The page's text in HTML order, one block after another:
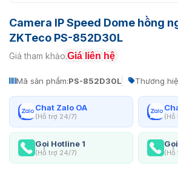
Camera IP Speed Dome hồng
ZKTeco PS-852D30L
Giá tham khảo:Giá liên hệ
Mã sản phẩm:PS-852D30L Thương
Chat Zalo OA
(Hỗ trợ 24/7) (Hỗ
Gọi Hotline 1
(Hỗ trợ 24/7) (Hỗ